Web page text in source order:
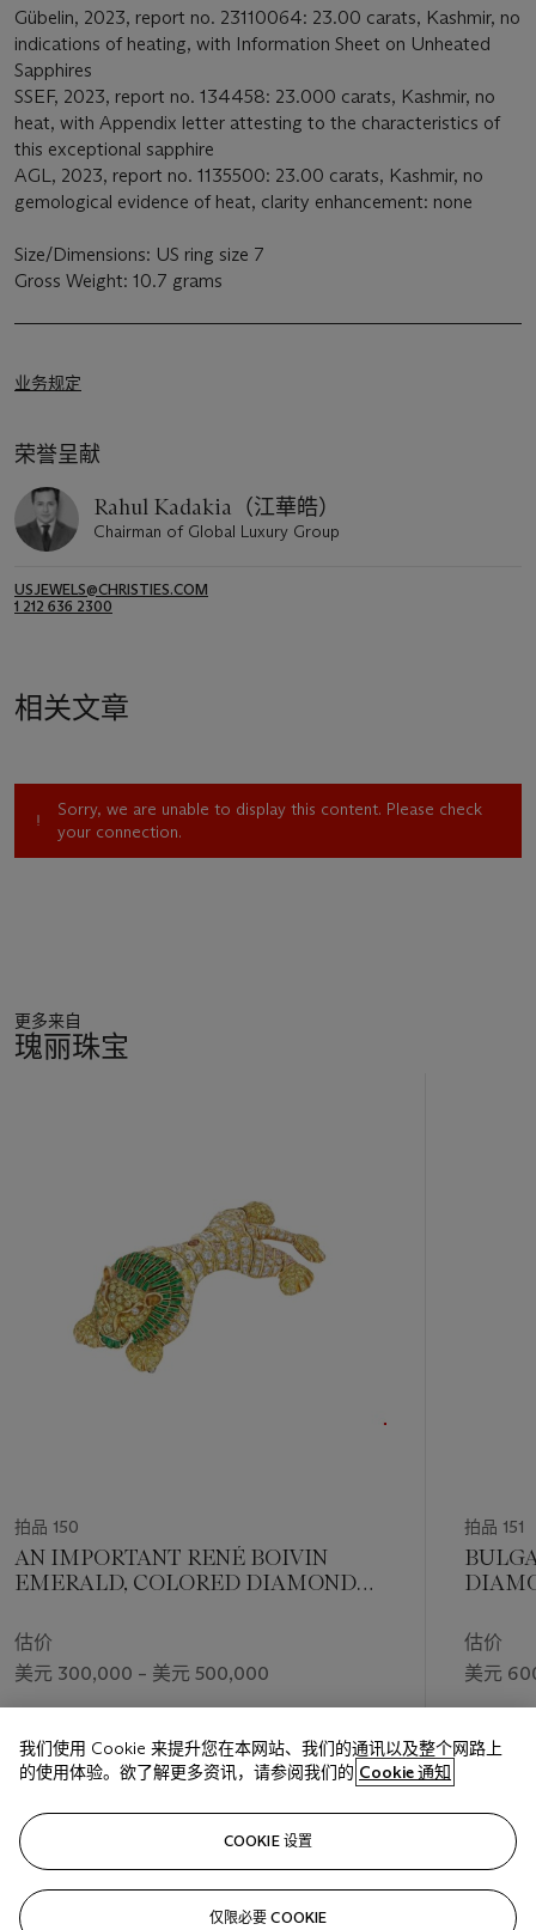
Gübelin, 2023, report no. 23110064: 23.00 carats, Kashmir, no
indications of heating, with Information Sheet on Unheated
Sapphires
SSEF, 2023, report no. 134458: 23.000 carats, Kashmir, no
heat, with Appendix letter attesting to the characteristics of
this exceptional sapphire
AGL, 2023, report no. 1135500: 23.00 carats, Kashmir, no
gemological evidence of heat, clarity enhancement: none
Size/Dimensions: US ring size 7
Gross Weight: 10.7 grams
业务规定
荣誉呈献
Rahul Kadakia（江華皓）
Chairman of Global Luxury Group
USJEWELS@CHRISTIES.COM
1 212 636 2300
相关文章
Sorry, we are unable to display this content. Please check
your connection.
更多来自
瑰丽珠宝
拍品 150
AN IMPORTANT RENÉ BOIVIN
EMERALD, COLORED DIAMOND
CLIP-BROOCH
估价
美元 300,000 – 美元 500,000
美元 252,000
拍品 151
估价
美元
美元
下
我们使用 Cookie 来提升您在本网站、我们的通讯以及整个网路上
的使用体验。欲了解更多资讯，请参阅我们的 Cookie 通知
COOKIE 设置
仅限必要 COOKIE